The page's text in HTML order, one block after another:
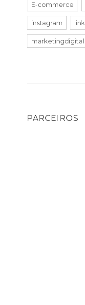
E-commerce
instagram
marketingdigital
PARCEIROS